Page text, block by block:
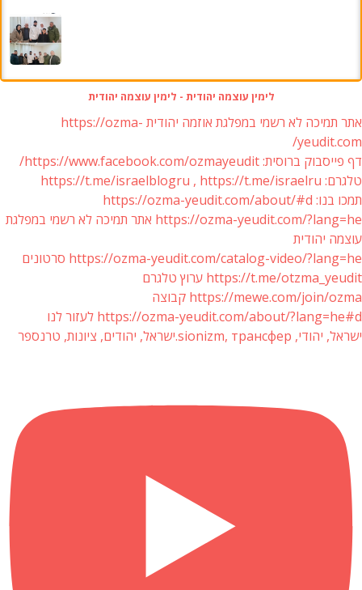
לימין עוצמה יהודית - לימין עוצמה יהודית
אתר תמיכה לא רשמי במפלגת אוזמה יהודית https://ozma-
yeudit.com/
דף פייסבוק ברוסית: https://www.facebook.com/ozmayeudit/
טלגרם: https://t.me/israelblogru , https://t.me/israelru
תמכו בנו: https://ozma-yeudit.com/about/#d
https://ozma-yeudit.com/?lang=he אתר תמיכה לא רשמי במפלגת
עוצמה יהודית
https://ozma-yeudit.com/catalog-video/?lang=he סרטונים
https://t.me/otzma_yeudit ערוץ טלגרם
https://mewe.com/join/ozma קבוצה
https://ozma-yeudit.com/about/?lang=he#d לעזור לנו
ישראל, יהודי, sionizm, трансфер.ישראל, יהודים, ציונות, טרנספר